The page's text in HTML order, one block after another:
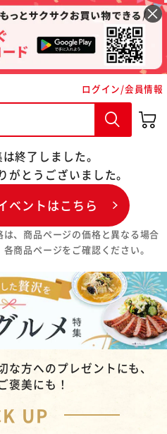
ログイン/会員情報
終了しました。
がとうございました。
ベントはこちら
、商品ページの価格と異なる場合
商品ページをご確認ください。
方へのプレゼントにも、
褒美にも！
UP
購入手続きへ